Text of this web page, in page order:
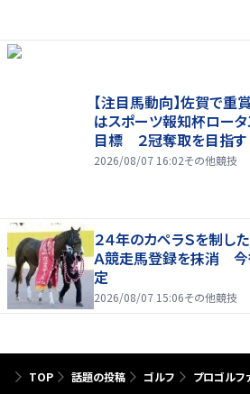
【注目馬動向】佐賀で重
はスポーツ報知杯ロー
目標 ２冠奪取を目指す
2026/08/07 16:02その他競技
２４年のカペラＳを制し
Ａ競走馬登録を抹消
定
2026/08/07 15:06その他競技
TOP 話題の投稿 ゴルフ プロゴルフ